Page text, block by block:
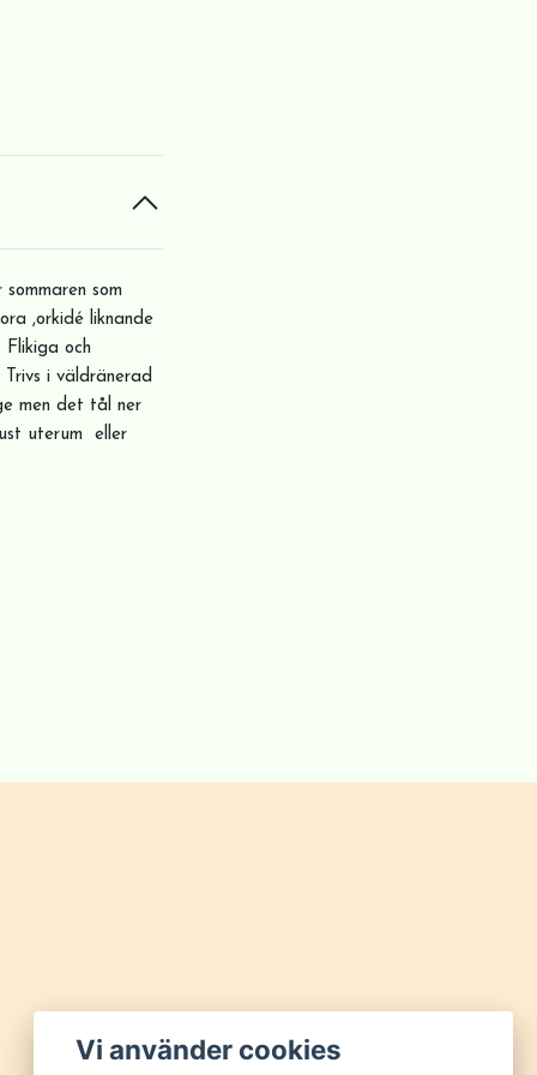
som
,orkidé liknande
och
i väldränerad
men det tål ner
uterum eller
Vi använder cookies